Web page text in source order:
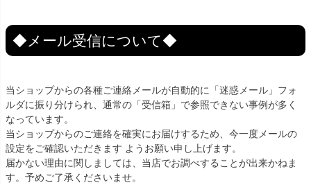
◆メール受信について◆
当ショップからの各種ご連絡メールが自動的に「迷惑メール」フォ
ルダに振り分けられ、通常の「受信箱」で参照できない事例が多く
なっています。
当ショップからのご連絡を確実にお届けするため、今一度メールの
設定をご確認いただきます ようお願い申し上げます。
届かない理由に関しましては、当店でお調べすることが出来かねま
す。予めご了承くださいませ。